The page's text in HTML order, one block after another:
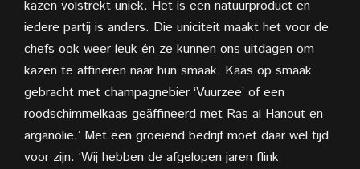
kazen volstrekt uniek. Het is een natuurproduct en
iedere partij is anders. Die uniciteit maakt het voor de
chefs ook weer leuk én ze kunnen ons uitdagen om
kazen te affineren naar hun smaak. Kaas op smaak
gebracht met champagnebier ‘Vuurzee’ of een
roodschimmelkaas geäffineerd met Ras al Hanout en
arganolie.’ Met een groeiend bedrijf moet daar wel tijd
voor zijn. ‘Wij hebben de afgelopen jaren flink